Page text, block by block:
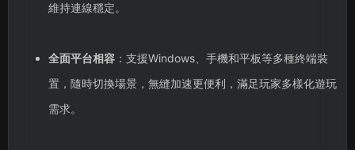
維持連線穩定。
全面平台相容：支援Windows、手機和平板等多種終端裝
置，隨時切換場景，無縫加速更便利，滿足玩家多樣化遊玩
需求。